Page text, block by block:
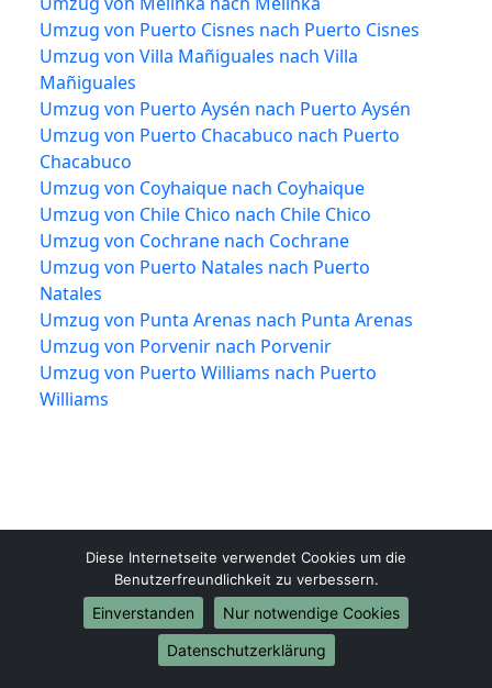
Umzug von Puerto Cisnes nach Puerto Cisnes
Umzug von Villa Mañiguales nach Villa
Mañiguales
Umzug von Puerto Aysén nach Puerto Aysén
Umzug von Puerto Chacabuco nach Puerto
Chacabuco
Umzug von Coyhaique nach Coyhaique
Umzug von Chile Chico nach Chile Chico
Umzug von Cochrane nach Cochrane
Umzug von Puerto Natales nach Puerto
Natales
Umzug von Punta Arenas nach Punta Arenas
Umzug von Porvenir nach Porvenir
Umzug von Puerto Williams nach Puerto
Williams
Mülheim-an-der-Ruhr-Umzugsfirma.de
Mülheim an der Ruhr
Diese Internetseite verwendet Cookies um die
Benutzerfreundlichkeit zu verbessern.
Einverstanden
Nur notwendige Cookies
Datenschutzerklärung